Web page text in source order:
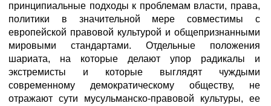
принципиальные подходы к проблемам власти, права,
политики в значительной мере совместимы с
европейской правовой культурой и общепризнанными
мировыми стандартами. Отдельные положения
шариата, на которые делают упор радикалы и
экстремисты и которые выглядят чуждыми
современному демократическому обществу, не
отражают сути мусульманско-правовой культуры, ее